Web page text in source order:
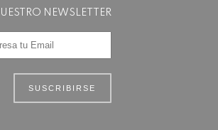
NEWSLETTER
SUSCRIBIRSE